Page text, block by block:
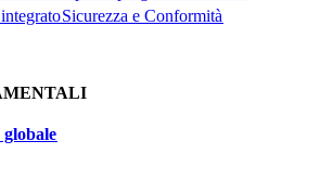
Sicurezza e Conformità​​